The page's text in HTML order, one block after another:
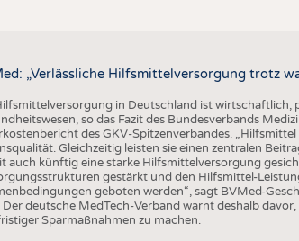
„Verlässliche Hilfsmittelversorgung trotz
in Deutschland ist
so das Fazit des Bundesverbands
des GKV-Spitzenverbandes.
Gleichzeitig leisten sie einen zentralen
auch künftig eine starke Hilfsmittelversorgung
gestärkt und den Hilfsmittel-
geboten werden“, sagt BVMed-
Der deutsche MedTech-Verband warnt deshalb
Sparmaßnahmen zu machen.